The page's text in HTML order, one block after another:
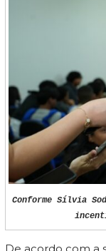
Conforme Sílvia